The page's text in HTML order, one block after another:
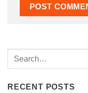
RECENT POSTS